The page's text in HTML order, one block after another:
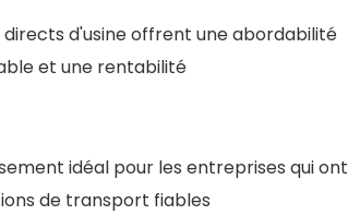
directs d'usine offrent une abordabilité
et une rentabilité
idéal pour les entreprises qui
de transport fiables